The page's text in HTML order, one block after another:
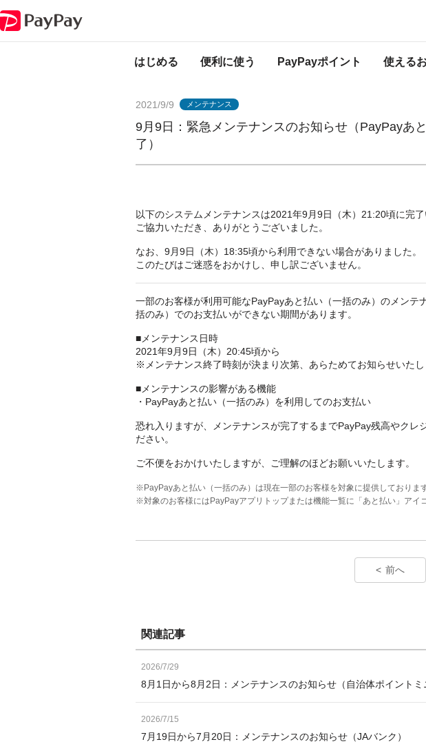
はじめる 便利に使う PayPayポイント 使える
2021/9/9 メンテナンス
9月9日：緊急メンテナンスのお知らせ（PayPayあ
了）
以下のシステムメンテナンスは2021年9月9日（木）21:20頃に完了
ご協力いただき、ありがとうございました。
なお、9月9日（木）18:35頃から利用できない場合がありました。
このたびはご迷惑をおかけし、申し訳ございません。
一部のお客様が利用可能なPayPayあと払い（一括のみ）のメンテ
括のみ）でのお支払いができない期間があります。
■メンテナンス日時
2021年9月9日（木）20:45頃から
※メンテナンス終了時刻が決まり次第、あらためてお知らせいたし
■メンテナンスの影響がある機能
・PayPayあと払い（一括のみ）を利用してのお支払い
恐れ入りますが、メンテナンスが完了するまでPayPay残高やクレ
ださい。
ご不便をおかけいたしますが、ご理解のほどお願いいたします。
※PayPayあと払い（一括のみ）は現在一部のお客様を対象に提供しております
※対象のお客様にはPayPayアプリトップまたは機能一覧に「あと払い」アイ
前へ
関連記事
2026/7/29
8月1日から8月2日：メンテナンスのお知らせ（自治体ポイントミ
2026/7/15
7月19日から7月20日：メンテナンスのお知らせ（JAバンク）